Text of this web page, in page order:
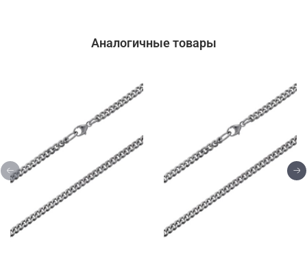
Аналогичные товары